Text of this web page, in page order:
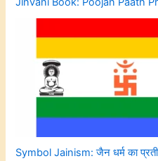
Symbol Jainism: जैन धर्म का